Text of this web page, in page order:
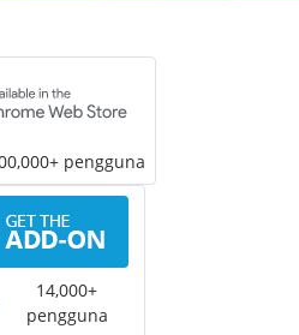
pengguna
14,000+
pengguna